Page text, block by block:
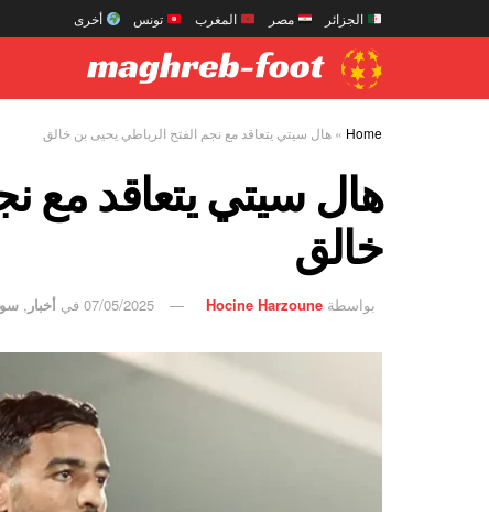
الجزائر مصر المغرب تونس أخرى
Home
» هال سيتي يتعاقد مع نجم الفتح الرباطي يحيى بن خالق
هال سيتي يتعاقد مع
خالق
بواسطة Hocine Harzoune
07/05/2025 في أخبار ,